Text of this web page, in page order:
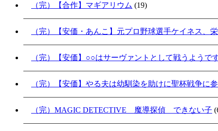
（完）【合作】マギアリウム (19)
（完）【安価・あんこ】元プロ野球選手ケイネス、
（完）【安価】○○はサーヴァントとして戦うようで
（完）【安価】やる夫は幼馴染を助けに聖杯戦争に
（完）MAGIC DETECTIVE 魔導探偵 できない子